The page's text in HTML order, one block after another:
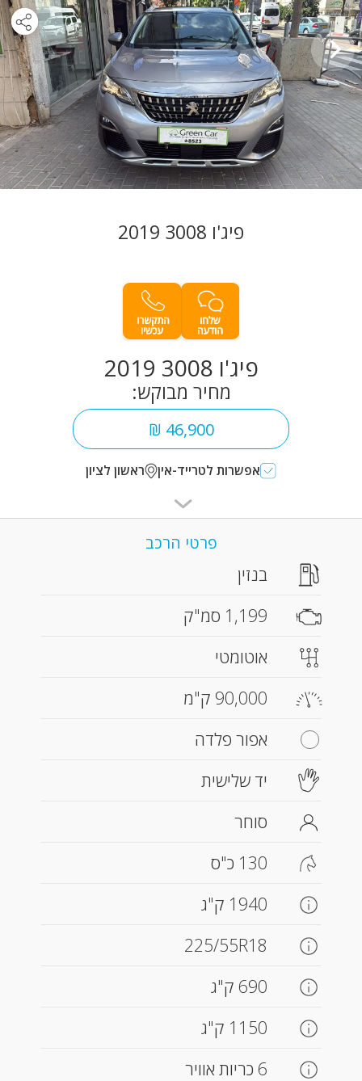
פיג'ו 3008 2019
פיג'ו 3008 2019
מחיר מבוקש:
46,900 ₪
אפשרות לטרייד-אין ראשון לציון
פרטי הרכב
בנזין
1,199 סמ"ק
אוטומטי
90,000 ק"מ
אפור פלדה
יד שלישית
סוחר
130 כ"ס
1940 ק"ג
225/55R18
690 ק"ג
1150 ק"ג
6 כריות אוויר